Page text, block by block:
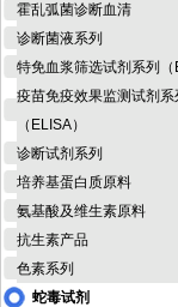
霍乱弧菌诊断血清
诊断菌液系列
特免血浆筛选试剂系列（
疫苗免疫效果监测试剂系
（ELISA）
诊断试剂系列
培养基蛋白质原料
氨基酸及维生素原料
抗生素产品
色素系列
蛇毒试剂